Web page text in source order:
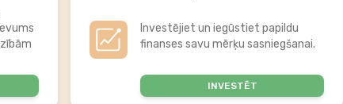
Investējiet un iegūstiet papildu
finanses savu mērķu sasniegšanai.
INVESTĒT